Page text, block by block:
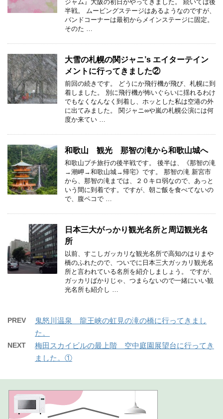
ジャム』大阪の初日がやってきました。 続いては後
半戦。 ムービングステージはあるようなのですが、
バンドコーナーは最初からメインステージに固定。
そのた …
大雪の札幌の関ジャニ’s エイターテイン
メントに行ってきました②
前回の続きです。 どうにか飛行機が飛び、札幌に到
着しました。 別に飛行機が怖いぐらいに揺れるわけ
でもなくなんなく到着し、ホッとした私は空港の外
に出てみました。 関ジャニ∞や嵐の札幌公演には何
度か来てい …
和歌山 観光 那智の滝から和歌山城へ
和歌山プチ旅行の後半戦です。 後半は、《那智の滝
→潮岬→和歌山城→帰宅》です。 那智の滝 新宮市
から、那智の滝までは、２０キロ弱なので、あっと
いう間に到着です。ですが、朝ご飯を食べてないの
で、腹ペコで …
日本三大がっかり観光名所と周辺観光名
所
以前、すこしガッカリな観光名所で高知のはりまや
橋のふれたので、ついでに日本三大ガッカリ観光名
所と言われている名所を紹介しましょう。 ですが、
ガッカリばかりじゃ、つまらないので一緒にいい観
光名所も紹介し …
PREV
鬼怒川温泉 龍王峡の虹見の滝の橋に行ってきまし
た。
NEXT
梅田スカイビルの最上階 空中庭園展望台に行ってき
ました。①